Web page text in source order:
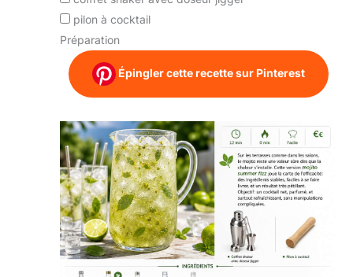
pilon à cocktail
Préparation
Épingler cette recette sur Pinterest